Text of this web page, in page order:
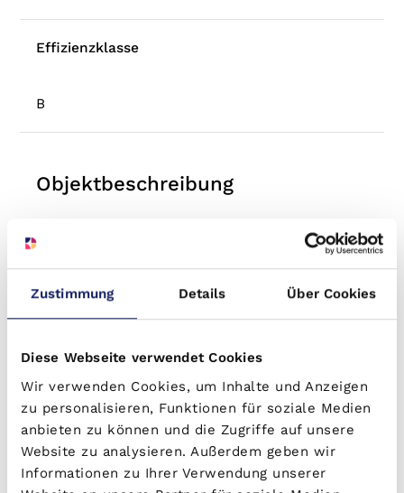
Zustimmung Details Über Cookies
Diese Webseite verwendet Cookies
Wir verwenden Cookies, um Inhalte und Anzeigen
zu personalisieren, Funktionen für soziale Medien
anbieten zu können und die Zugriffe auf unsere
Website zu analysieren. Außerdem geben wir
Informationen zu Ihrer Verwendung unserer
Effizienzklasse
B
Objektbeschreibung
Das Seniorenzentrum Gensungen in Felsberg
wurde am 01.10.2021 als Neubau eröffnet. Die
bauliche Gestaltung stellt eine Betreuung von
Senioren in Wohngruppen in den Fokus und
Wohnanlage hat 91 Pflegeplätze in
Einzelzimmern, aufgeteilt in sechs
Wohnbereiche, in dem sich die Bewohner
tagsüber aufhalten und begegnen können. Sie
werden aktiv in die Alltagsabläufe
eingebunden. Die Pflegeappartements dienen